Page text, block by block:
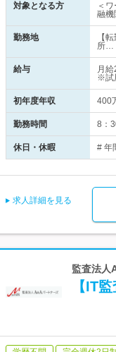
対象となる方
＜
融機
勤務地
【
所…
給与
月
※試
初年度年収 400
勤務時間 8：
休日・休暇 # 年
求人詳細を見る
監査法人
【IT